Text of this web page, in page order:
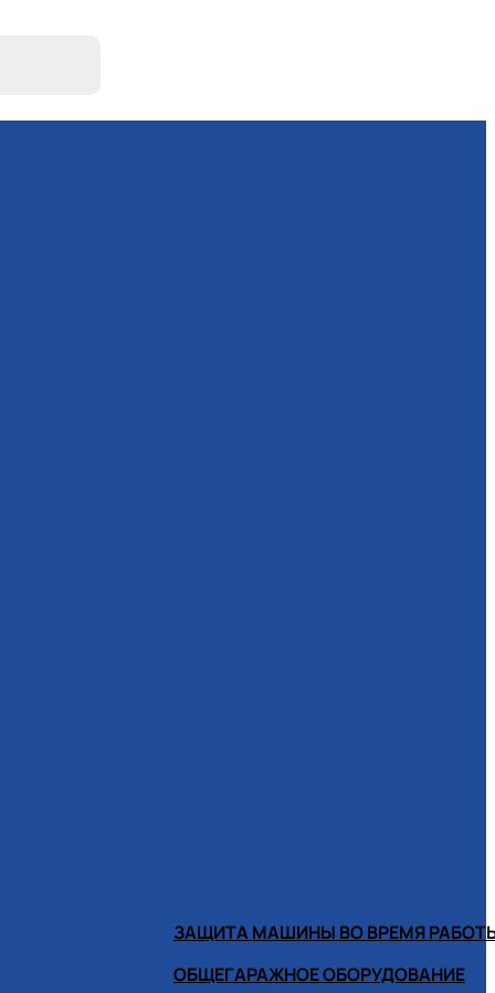
ЗАЩИТА МАШИНЫ ВО ВРЕМЯ
ОБЩЕГАРАЖНОЕ ОБОРУДОВАНИЕ